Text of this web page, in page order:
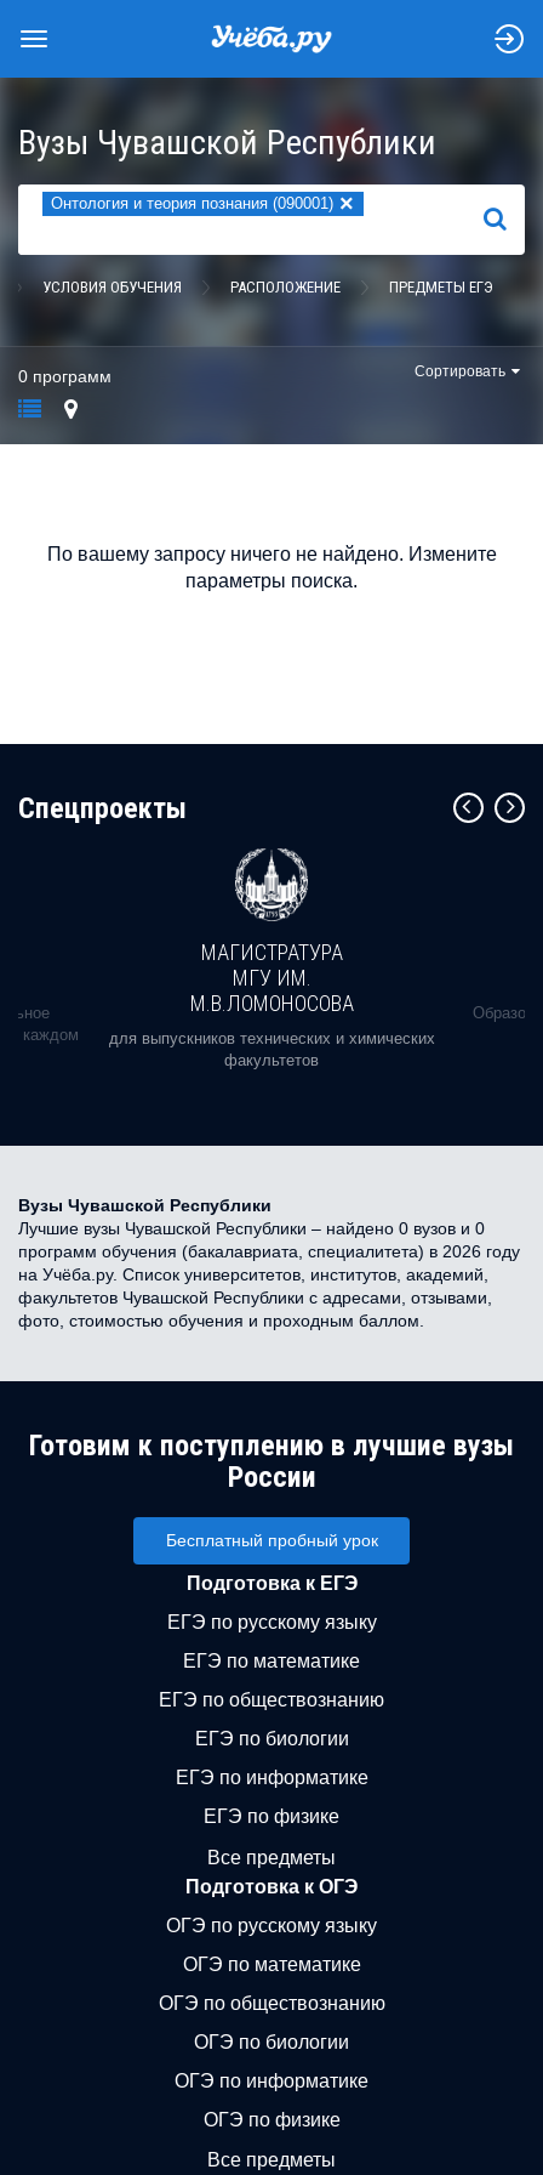
Вузы Чувашской Республики
Онтология и теория познания (090001) ×
НАЙТИ
УСЛОВИЯ ОБУЧЕНИЯ РАСПОЛОЖЕНИЕ ПРЕДМЕТЫ ЕГЭ
0 программ Сортировать
По вашему запросу ничего не найдено. Измените
параметры поиска.
Cпецпроекты
в каждом
МАГИСТРАТУРА
МГУ ИМ.
М.В.ЛОМОНОСОВА
для выпускников технических и химических
факультетов
Вузы Чувашской Республики
Лучшие вузы Чувашской Республики – найдено 0 вузов и 0
программ обучения (бакалавриата, специалитета) в 2026 году
на Учёба.ру. Список университетов, институтов, академий,
факультетов Чувашской Республики с адресами, отзывами,
фото, стоимостью обучения и проходным баллом.
Готовим к поступлению в лучшие вузы
России
Бесплатный пробный урок
Подготовка к ЕГЭ
ЕГЭ по русскому языку
ЕГЭ по математике
ЕГЭ по обществознанию
ЕГЭ по биологии
ЕГЭ по информатике
ЕГЭ по физике
Все предметы
Подготовка к ОГЭ
ОГЭ по русскому языку
ОГЭ по математике
ОГЭ по обществознанию
ОГЭ по биологии
ОГЭ по информатике
ОГЭ по физике
Все предметы